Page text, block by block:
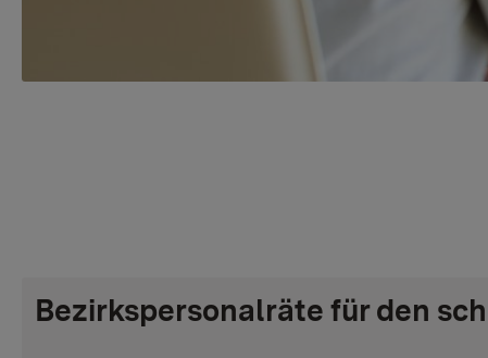
Bezirkspersonalräte für den